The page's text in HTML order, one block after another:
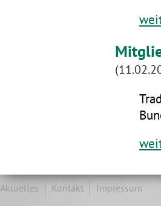
Aktuelles Kontakt Impressum